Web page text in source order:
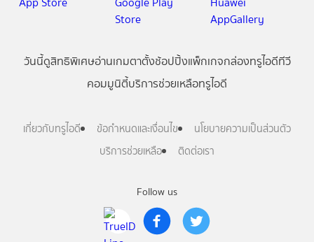
Follow us
วันนี้ดูสิทธิพิเศษอ่านเกมตาตั้งช้อปปิ้งแพ็กเกจกล่องทรูไอดีทีวี
คอมมูนิตี้บริการช่วยเหลือทรูไอดี
เกี่ยวกับทรูไอดี ข้อกำหนดและเงื่อนไข
นโยบายความเป็นส่วนตัว
บริการช่วยเหลือ
ติดต่อเรา